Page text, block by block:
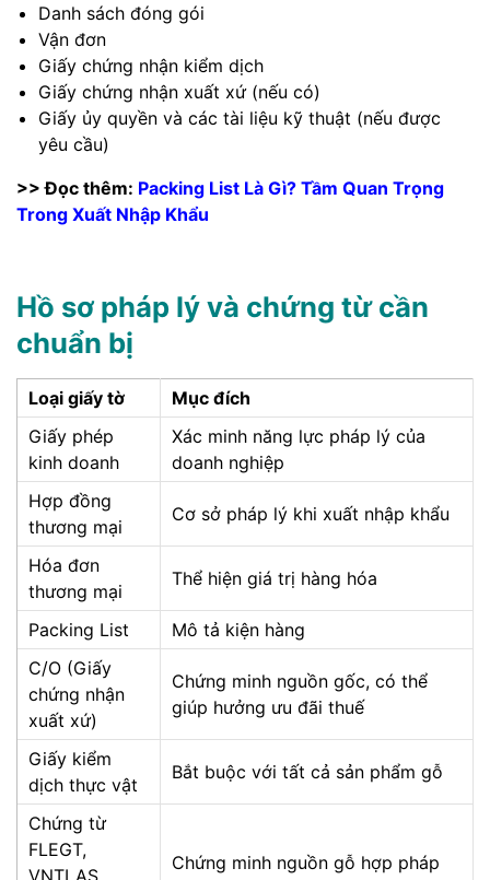
Danh sách đóng gói
Vận đơn
Giấy chứng nhận kiểm dịch
Giấy chứng nhận xuất xứ (nếu có)
Giấy ủy quyền và các tài liệu kỹ thuật (nếu được
yêu cầu)
>> Đọc thêm: Packing List Là Gì? Tầm Quan Trọng
Trong Xuất Nhập Khẩu
Hồ sơ pháp lý và chứng từ cần
chuẩn bị
Loại giấy tờ
Mục đích
Giấy phép
kinh doanh
Xác minh năng lực pháp lý của
doanh nghiệp
Hợp đồng
thương mại
Cơ sở pháp lý khi xuất nhập khẩu
Hóa đơn
thương mại
Thể hiện giá trị hàng hóa
Packing List
Mô tả kiện hàng
C/O (Giấy
chứng nhận
xuất xứ)
Chứng minh nguồn gốc, có thể
giúp hưởng ưu đãi thuế
Giấy kiểm
dịch thực vật
Bắt buộc với tất cả sản phẩm gỗ
Chứng từ
FLEGT,
VNTLAS,
Chứng minh nguồn gỗ hợp pháp